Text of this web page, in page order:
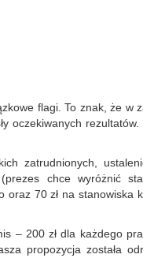
flagi. To znak, że w
oczekiwanych rezultatów.
zatrudnionych,
chce wyróżnić
oraz 70 zł na stanowiska
– 200 zł dla każdego
propozycja została